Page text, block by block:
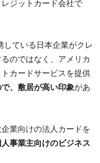
ジットカード会社で
ている日本企業がクレ
のではなく、アメリカ
カードサービスを提供
、敷居が高い印象があ
業向けの法人カードを
事業主向けのビジネス